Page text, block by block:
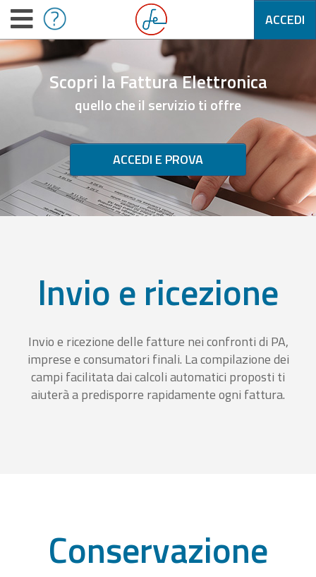
ACCEDI
Scopri la Fattura Elettronica
quello che il servizio ti offre
ACCEDI E PROVA
Invio e ricezione
Invio e ricezione delle fatture nei confronti di PA,
imprese e consumatori finali. La compilazione dei
campi facilitata dai calcoli automatici proposti ti
aiuterà a predisporre rapidamente ogni fattura.
Conservazione